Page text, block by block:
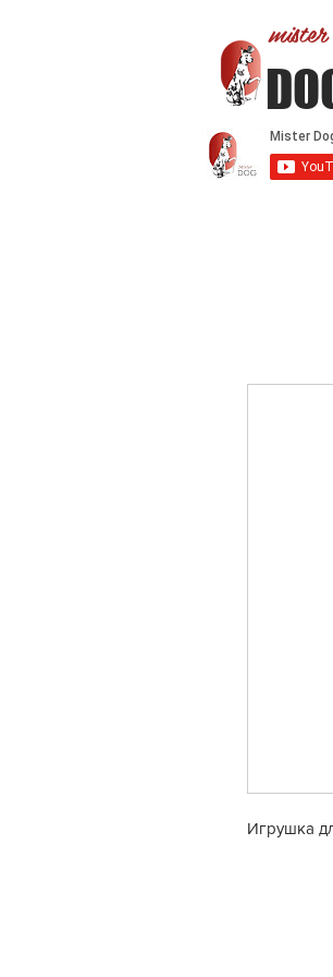
mister
Игрушка